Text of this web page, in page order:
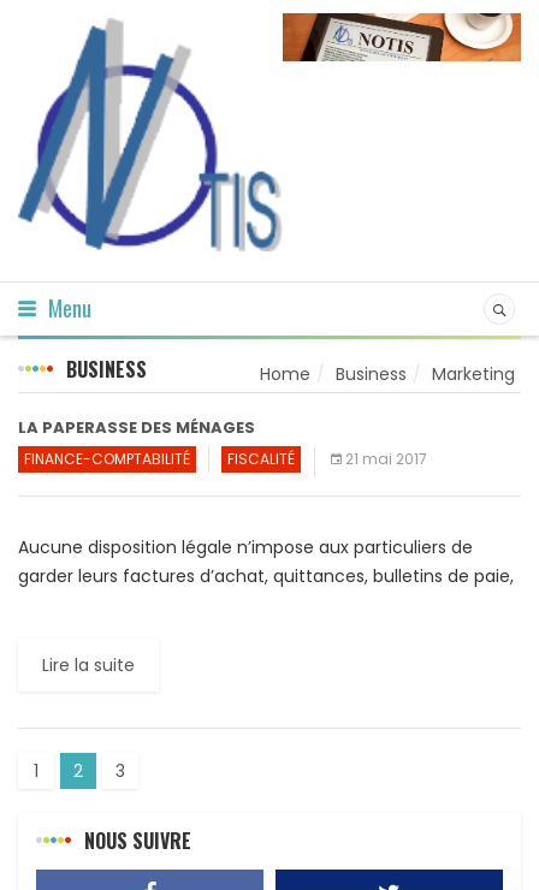
Menu
BUSINESS Home Business Marketing
LA PAPERASSE DES MÉNAGES
FINANCE-COMPTABILITÉ FISCALITÉ 21 mai 2017
Aucune disposition légale n’impose aux particuliers de
garder leurs factures d’achat, quittances, bulletins de paie,
Lire la suite
1 2 3
NOUS SUIVRE